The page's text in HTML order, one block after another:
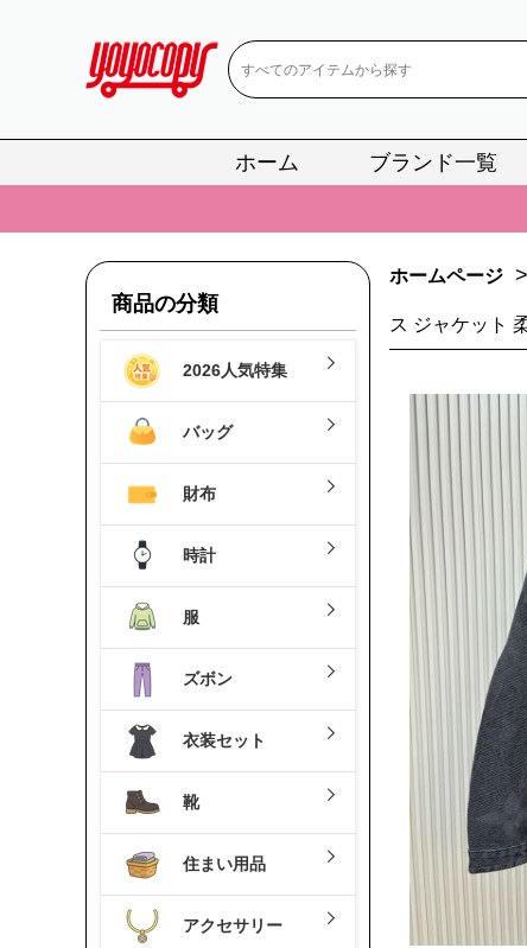
ホーム ブランド一覧
📢 当店は正真
📢
📢 新作入荷！
📢 当店は正真
📢 新作入荷！
商品の分類
2026人気特集
バッグ
財布
時計
服
ズボン
衣装セット
靴
住まい用品
アクセサリー
ホームページ >
ス ジャケット